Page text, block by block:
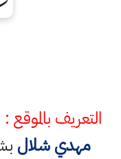
بالموقع : هذا
شلالبشكل